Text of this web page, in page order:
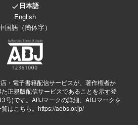
日本語
English
国語（簡体字）
・電子書籍配信サービスが、著作権者か
正規版配信サービスであることを示す登
号)です。ABJマークの詳細、ABJマークを
はこちら。 https://aebs.or.jp/